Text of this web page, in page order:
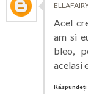
Acel
am si
bleo,
acelasi
Răspundeți